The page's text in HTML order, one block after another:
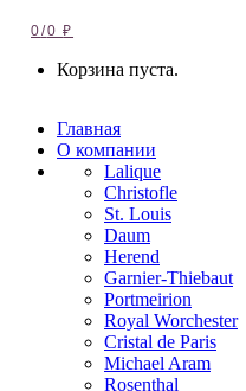
0/0₽
Корзина пуста.
Главная
О компании
Lalique
Christofle
St. Louis
Daum
Herend
Garnier-Thiebaut
Portmeirion
Royal Worchester
Cristal de Paris
Michael Aram
Rosenthal